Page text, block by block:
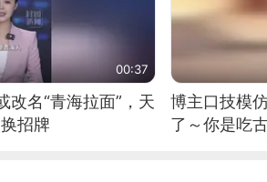
00:37
改名“青海拉面”，天
招牌
博主口技模
了～你是吃